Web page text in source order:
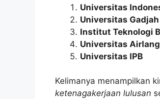
Universitas
Universitas
Institut Teknologi
Universitas
Universitas IPB
Kelimanya menampilkan
ketenagakerjaan lulusan